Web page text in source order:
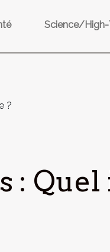
Science/High-
?
: